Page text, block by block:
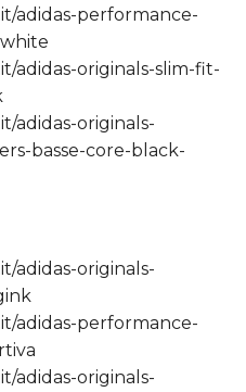
adidas-performance-
adidas-originals-slim-fit-
adidas-originals-
basse-core-black-
adidas-originals-
adidas-performance-
adidas-originals-